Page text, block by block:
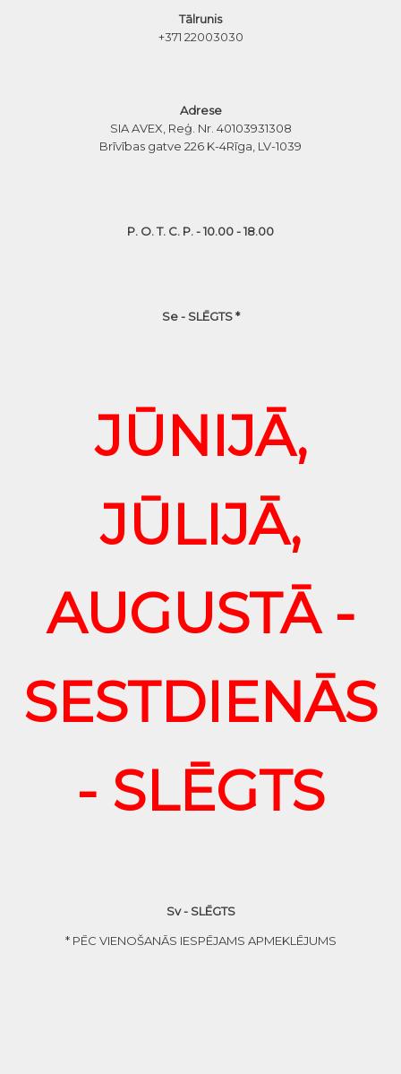
Tālrunis
+371 22003030
Adrese
SIA AVEX, Reģ. Nr. 40103931308
Brīvības gatve 226 K-4Rīga, LV-1039
P. O. T. C. P. - 10.00 - 18.00
Se - SLĒGTS *
JŪNIJĀ,
JŪLIJĀ,
AUGUSTĀ -
SESTDIENĀS
- SLĒGTS
Sv - SLĒGTS
* PĒC VIENOŠANĀS IESPĒJAMS APMEKLĒJUMS